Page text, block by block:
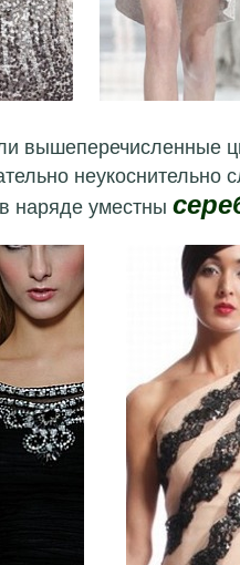
вышеперечисленные
неукоснительно
наряде уместны